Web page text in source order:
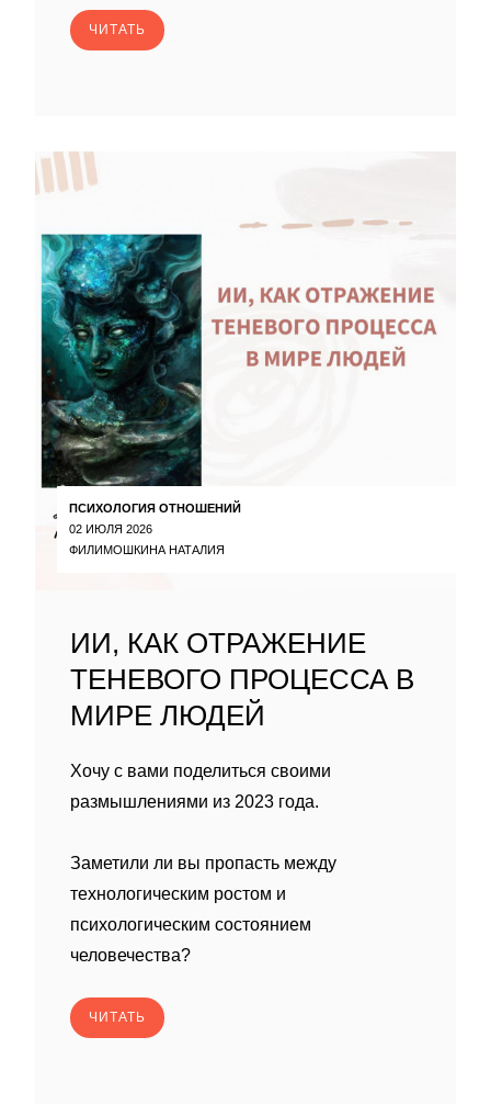
ЧИТАТЬ
ПСИХОЛОГИЯ ОТНОШЕНИЙ
02 ИЮЛЯ 2026
ФИЛИМОШКИНА НАТАЛИЯ
ИИ, КАК ОТРАЖЕНИЕ
ТЕНЕВОГО ПРОЦЕССА В
МИРЕ ЛЮДЕЙ
Хочу с вами поделиться своими
размышлениями из 2023 года.
Заметили ли вы пропасть между
технологическим ростом и
психологическим состоянием
человечества?
ЧИТАТЬ